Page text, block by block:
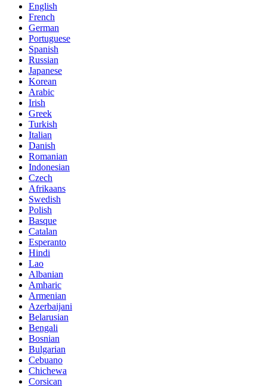
English
French
German
Portuguese
Spanish
Russian
Japanese
Korean
Arabic
Irish
Greek
Turkish
Italian
Danish
Romanian
Indonesian
Czech
Afrikaans
Swedish
Polish
Basque
Catalan
Esperanto
Hindi
Lao
Albanian
Amharic
Armenian
Azerbaijani
Belarusian
Bengali
Bosnian
Bulgarian
Cebuano
Chichewa
Corsican